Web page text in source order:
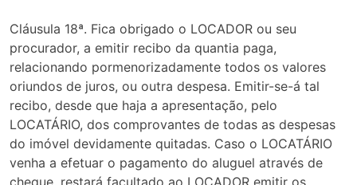
Cláusula 18ª. Fica obrigado o LOCADOR ou seu
procurador, a emitir recibo da quantia paga,
relacionando pormenorizadamente todos os valores
oriundos de juros, ou outra despesa. Emitir-se-á tal
recibo, desde que haja a apresentação, pelo
LOCATÁRIO, dos comprovantes de todas as despesas
do imóvel devidamente quitadas. Caso o LOCATÁRIO
venha a efetuar o pagamento do aluguel através de